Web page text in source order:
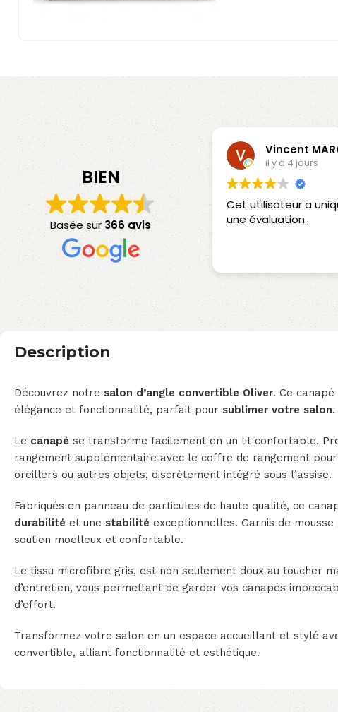
BIEN
Basée sur 366 avis
Vincent
il y a 4 jours
Cet utilisateur a
une évaluation.
Description
Découvrez notre salon d’angle convertible Oliver. Ce
élégance et fonctionnalité, parfait pour sublimer votre salon.
Le canapé se transforme facilement en un lit confortable.
rangement supplémentaire avec le coffre de rangement
oreillers ou autres objets, discrètement intégré sous l’assise.
Fabriqués en panneau de particules de haute qualité, ce
durabilité et une stabilité exceptionnelles. Garnis de
soutien moelleux et confortable.
Le tissu microfibre gris, est non seulement doux au toucher
d’entretien, vous permettant de garder vos canapés
d’effort.
Transformez votre salon en un espace accueillant et stylé
convertible, alliant fonctionnalité et esthétique.